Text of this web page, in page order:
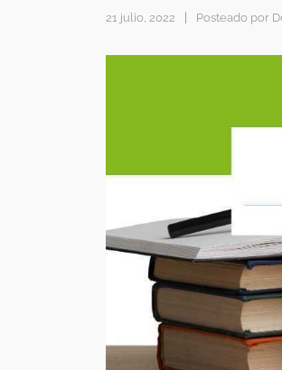
21 julio, 2022 Posteado por